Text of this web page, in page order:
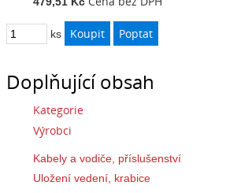
ks
Doplňující obsah
Kategorie
Výrobci
Kabely a vodiče, příslušenství
Uložení vedení, krabice